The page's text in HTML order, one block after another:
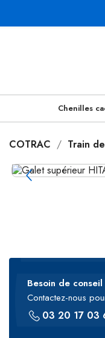
Chenilles
COTRAC Train
Besoin de conseil
Contactez-nous
03 20 17 03